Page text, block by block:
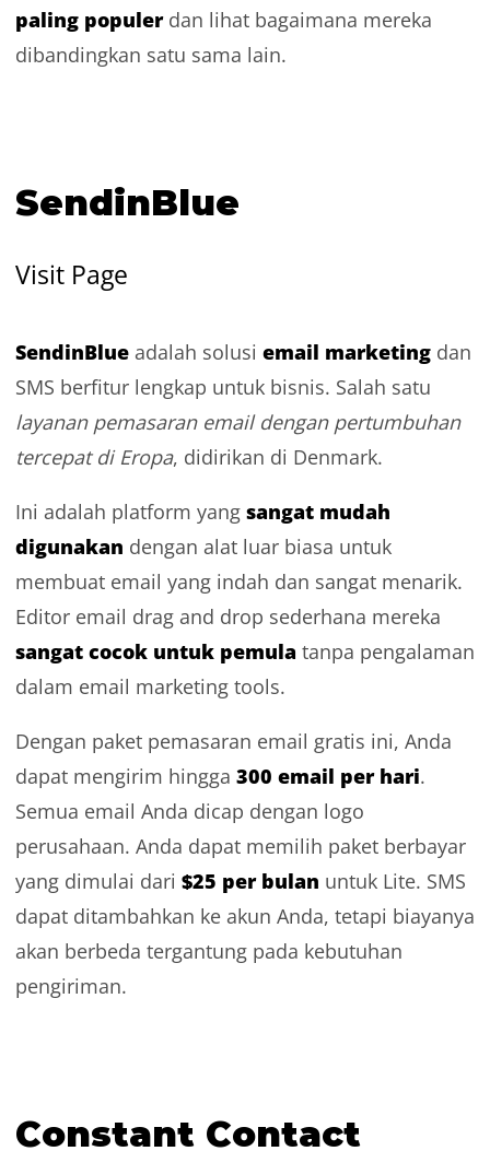
paling populerdan lihat bagaimana mereka
dibandingkan satu sama lain.
SendinBlue
Visit Page
SendinBlueadalah solusi email marketingdan
SMS berfitur lengkap untuk bisnis. Salah satu
layanan pemasaran email dengan pertumbuhan
tercepat di Eropa, didirikan di Denmark.
Ini adalah platform yang sangat mudah
digunakan dengan alat luar biasa untuk
membuat email yang indah dan sangat menarik.
Editor email drag and drop sederhana mereka
sangat cocok untuk pemula tanpa pengalaman
dalam email marketing tools.
Dengan paket pemasaran email gratis ini, Anda
dapat mengirim hingga 300 email per hari.
Semua email Anda dicap dengan logo
perusahaan. Anda dapat memilih paket berbayar
yang dimulai dari $25 per bulan untuk Lite. SMS
dapat ditambahkan ke akun Anda, tetapi biayanya
akan berbeda tergantung pada kebutuhan
pengiriman.
Constant Contact